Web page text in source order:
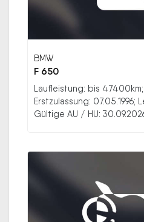
BMW
F 650
Laufleistung: bis 47400km;
Erstzulassung:
Gültige AU / HU: